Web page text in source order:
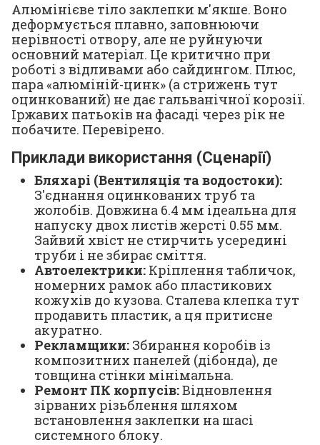
Алюмінієве тіло заклепки м'якше. Воно
деформується плавно, заповнюючи
нерівності отвору, але не руйнуючи
основний матеріал. Це критично при
роботі з відливами або сайдингом. Плюс,
пара «алюміній-цинк» (а стрижень тут
оцинкований) не дає гальванічної корозії.
Іржавих патьоків на фасаді через рік не
побачите. Перевірено.
Приклади використання (Сценарії)
Бляхарі (Вентиляція та водостоки):
З'єднання оцинкованих труб та
жолобів. Довжина 6.4 мм ідеальна для
напуску двох листів жерсті 0.55 мм.
Зайвий хвіст не стирчить усередині
труби і не збирає сміття.
Автоелектрики: Кріплення табличок,
номерних рамок або пластикових
кожухів до кузова. Сталева клепка тут
продавить пластик, а ця притисне
акуратно.
Рекламщики: Збирання коробів із
композитних панелей (дібонда), де
товщина стінки мінімальна.
Ремонт ПК корпусів:Відновлення
зірваних різьблення шляхом
встановлення заклепки на шасі
системного блоку.